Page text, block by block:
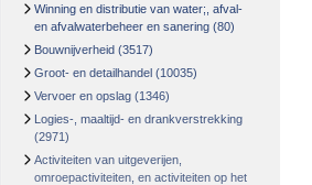
Winning en distributie van water;, afval-
en afvalwaterbeheer en sanering (80)
Bouwnijverheid (3517)
Groot- en detailhandel (10035)
Vervoer en opslag (1346)
Logies-, maaltijd- en drankverstrekking
(2971)
Activiteiten van uitgeverijen,
omroepactiviteiten, en activiteiten op het